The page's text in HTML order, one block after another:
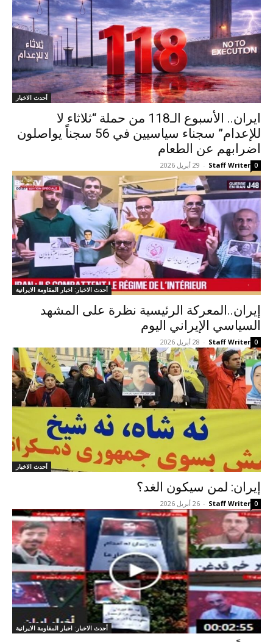
أحدث الاخبار
ایران.. الأسبوع الـ118 من حملة “ثلاثاء لا
للإعدام” سجناء سياسيين في 56 سجناً یواصلون
اضرابهم عن الطعام
Staff Writer
- 29 أبريل 2026 0
أحدث الاخبار: اخبار المقاومة الايرانية
إيران..المعركة الرئيسية نظرة على المشهد
السياسي الإيراني اليوم
Staff Writer
- 28 أبريل 2026 0
أحدث الاخبار
إيران: لمن سيكون الغد؟
Staff Writer
- 26 أبريل 2026 0
أحدث الاخبار: اخبار المقاومة الايرانية